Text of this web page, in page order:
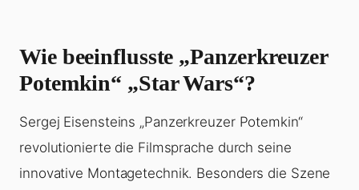
Wie beeinflusste „Panzerkreuzer
Potemkin“ „Star Wars“?
Sergej Eisensteins „Panzerkreuzer Potemkin“
revolutionierte die Filmsprache durch seine
innovative Montagetechnik. Besonders die Szene